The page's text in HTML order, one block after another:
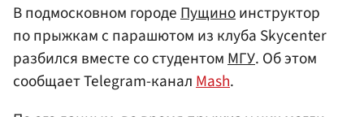
В подмосковном городеПущиноинструктор
по прыжкам с парашютом из клуба Skycenter
разбился вместе со студентомМГУ. Об этом
сообщает Telegram-каналMash.